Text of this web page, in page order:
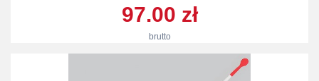
97.00 zł
brutto